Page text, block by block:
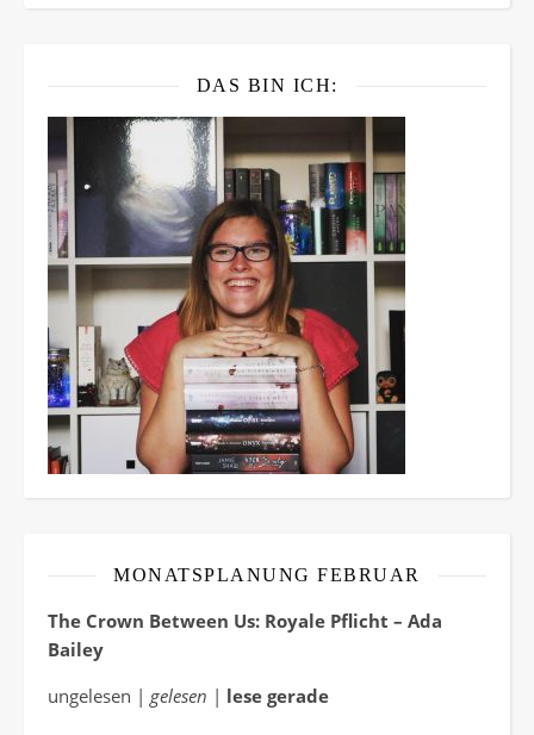
DAS BIN ICH:
MONATSPLANUNG FEBRUAR
The Crown Between Us: Royale Pflicht – Ada
Bailey
ungelesen | gelesen | lese gerade